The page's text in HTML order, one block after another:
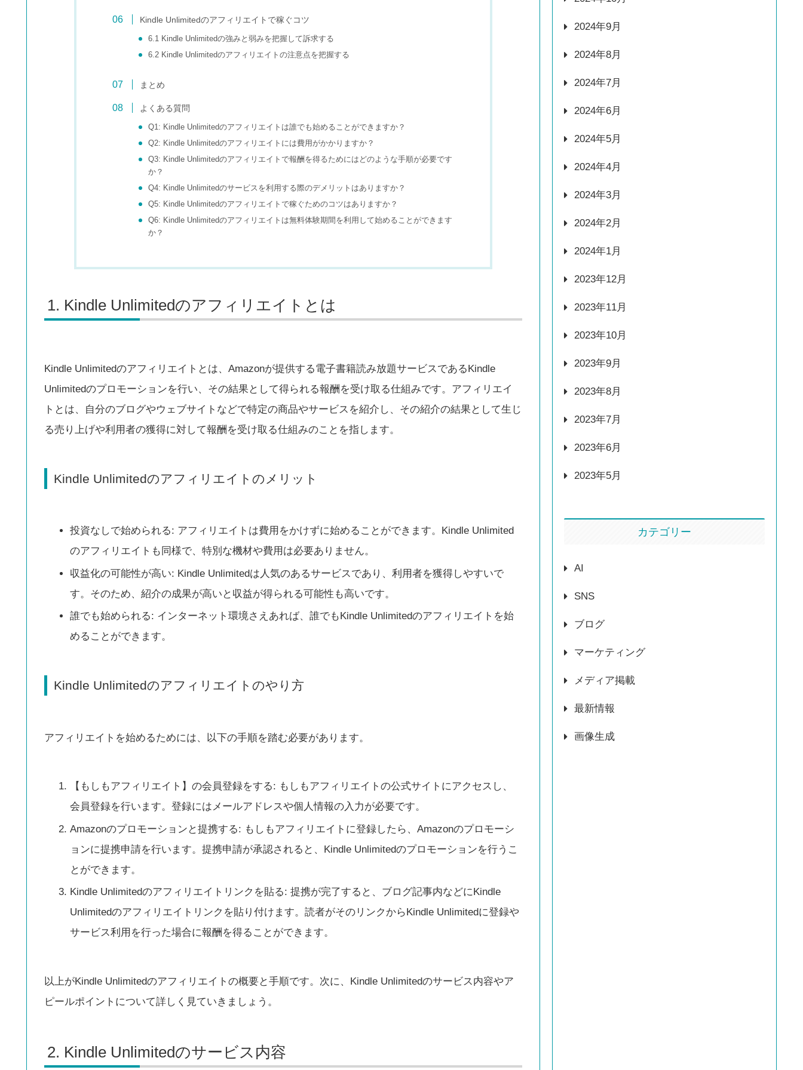
Kindle Unlimitedのアフィリエイトで稼ぐコツ
6.1 Kindle Unlimitedの強みと弱みを把握して訴求する
6.2 Kindle Unlimitedのアフィリエイトの注意点を把握する
まとめ
よくある質問
Q1: Kindle Unlimitedのアフィリエイトは誰でも始めることができますか？
Q2: Kindle Unlimitedのアフィリエイトには費用がかかりますか？
Q3: Kindle Unlimitedのアフィリエイトで報酬を得るためにはどのような手順が必要です
か？
Q4: Kindle Unlimitedのサービスを利用する際のデメリットはありますか？
Q5: Kindle Unlimitedのアフィリエイトで稼ぐためのコツはありますか？
Q6: Kindle Unlimitedのアフィリエイトは無料体験期間を利用して始めることができます
か？
Kindle Unlimitedのアフィリエイトとは
Kindle Unlimitedのアフィリエイトとは、Amazonが提供する電子書籍読み放題サービスであるKindle
Unlimitedのプロモーションを行い、その結果として得られる報酬を受け取る仕組みです。アフィリエイ
トとは、自分のブログやウェブサイトなどで特定の商品やサービスを紹介し、その紹介の結果として生じ
る売り上げや利用者の獲得に対して報酬を受け取る仕組みのことを指します。
Kindle Unlimitedのアフィリエイトのメリット
投資なしで始められる: アフィリエイトは費用をかけずに始めることができます。Kindle Unlimited
のアフィリエイトも同様で、特別な機材や費用は必要ありません。
収益化の可能性が高い: Kindle Unlimitedは人気のあるサービスであり、利用者を獲得しやすいで
す。そのため、紹介の成果が高いと収益が得られる可能性も高いです。
誰でも始められる: インターネット環境さえあれば、誰でもKindle Unlimitedのアフィリエイトを始
めることができます。
Kindle Unlimitedのアフィリエイトのやり方
アフィリエイトを始めるためには、以下の手順を踏む必要があります。
【もしもアフィリエイト】の会員登録をする: もしもアフィリエイトの公式サイトにアクセスし、
会員登録を行います。登録にはメールアドレスや個人情報の入力が必要です。
Amazonのプロモーションと提携する: もしもアフィリエイトに登録したら、Amazonのプロモーシ
ョンに提携申請を行います。提携申請が承認されると、Kindle Unlimitedのプロモーションを行うこ
とができます。
Kindle Unlimitedのアフィリエイトリンクを貼る: 提携が完了すると、ブログ記事内などにKindle
Unlimitedのアフィリエイトリンクを貼り付けます。読者がそのリンクからKindle Unlimitedに登録や
サービス利用を行った場合に報酬を得ることができます。
以上がKindle Unlimitedのアフィリエイトの概要と手順です。次に、Kindle Unlimitedのサービス内容やア
ピールポイントについて詳しく見ていきましょう。
Kindle Unlimitedのサービス内容
2024年9月
2024年8月
2024年7月
2024年6月
2024年5月
2024年4月
2024年3月
2024年2月
2024年1月
2023年12月
2023年11月
2023年10月
2023年9月
2023年8月
2023年7月
2023年6月
2023年5月
カテゴリー
AI
SNS
ブログ
マーケティング
メディア掲載
最新情報
画像生成